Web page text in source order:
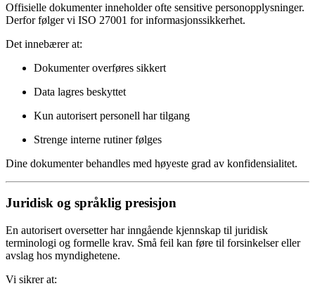
Offisielle dokumenter inneholder ofte sensitive personopplysninger.
Derfor følger vi ISO 27001 for informasjonssikkerhet.
Det innebærer at:
Dokumenter overføres sikkert
Data lagres beskyttet
Kun autorisert personell har tilgang
Strenge interne rutiner følges
Dine dokumenter behandles med høyeste grad av konfidensialitet.
Juridisk og språklig presisjon
En autorisert oversetter har inngående kjennskap til juridisk
terminologi og formelle krav. Små feil kan føre til forsinkelser eller
avslag hos myndighetene.
Vi sikrer at: